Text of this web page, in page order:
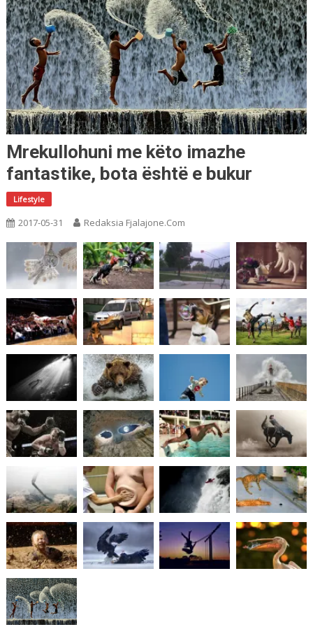
Mrekullohuni me këto imazhe
fantastike, bota është e bukur
Lifestyle
2017-05-31 Redaksia Fjalajone.com